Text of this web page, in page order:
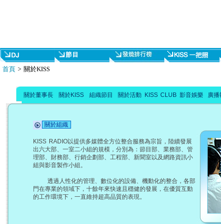
首頁 > 關於KISS
關於董事長 關於KISS 組織節目 關於活動 KISS CLUB 影音娛樂 廣播
關於組織
KISS RADIO以提供多媒體全方位整合服務為宗旨，陸續發展
出六大部、一室二小組的規模，分別為：節目部、業務部、管
理部、財務部、行銷企劃部、工程部、新聞室以及網路資訊小
組與影音製作小組。
透過人性化的管理、數位化的設備、機動化的整合，各部
門在專業的領域下，十餘年來快速且穩健的發展，在優質互動
的工作環境下，一直維持超高品質的表現。